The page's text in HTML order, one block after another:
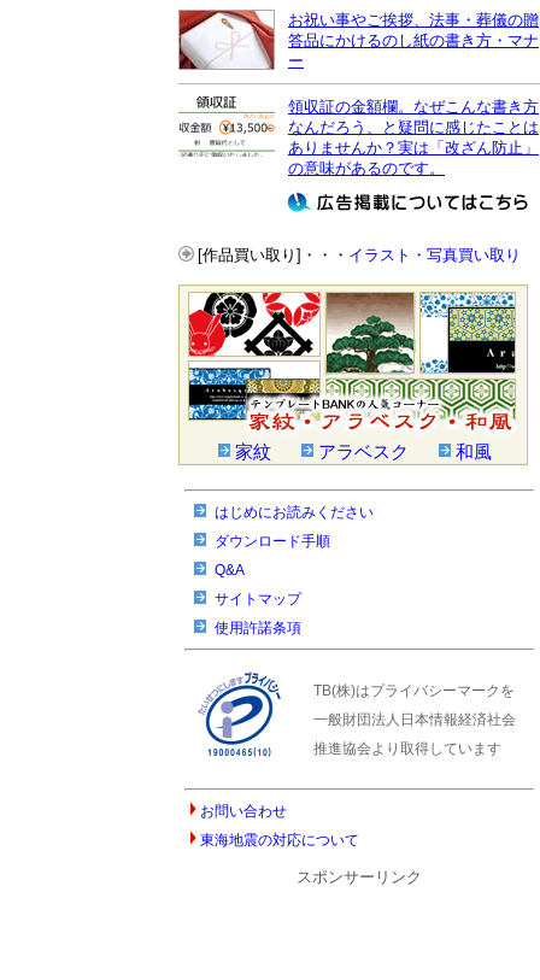
お祝い事やご挨拶、法事・葬儀の贈
答品にかけるのし紙の書き方・マナ
ー
領収証の金額欄。なぜこんな書き方
なんだろう、と疑問に感じたことは
ありませんか？実は「改ざん防止」
の意味があるのです。
[作品買い取り]・・・ イラスト・写真買い取り
家紋 アラベスク 和風
はじめにお読みください
ダウンロード手順
Q&A
サイトマップ
使用許諾条項
TB(株)はプライバシーマークを
一般財団法人日本情報経済社会
推進協会より取得しています
お問い合わせ
東海地震の対応について
スポンサーリンク